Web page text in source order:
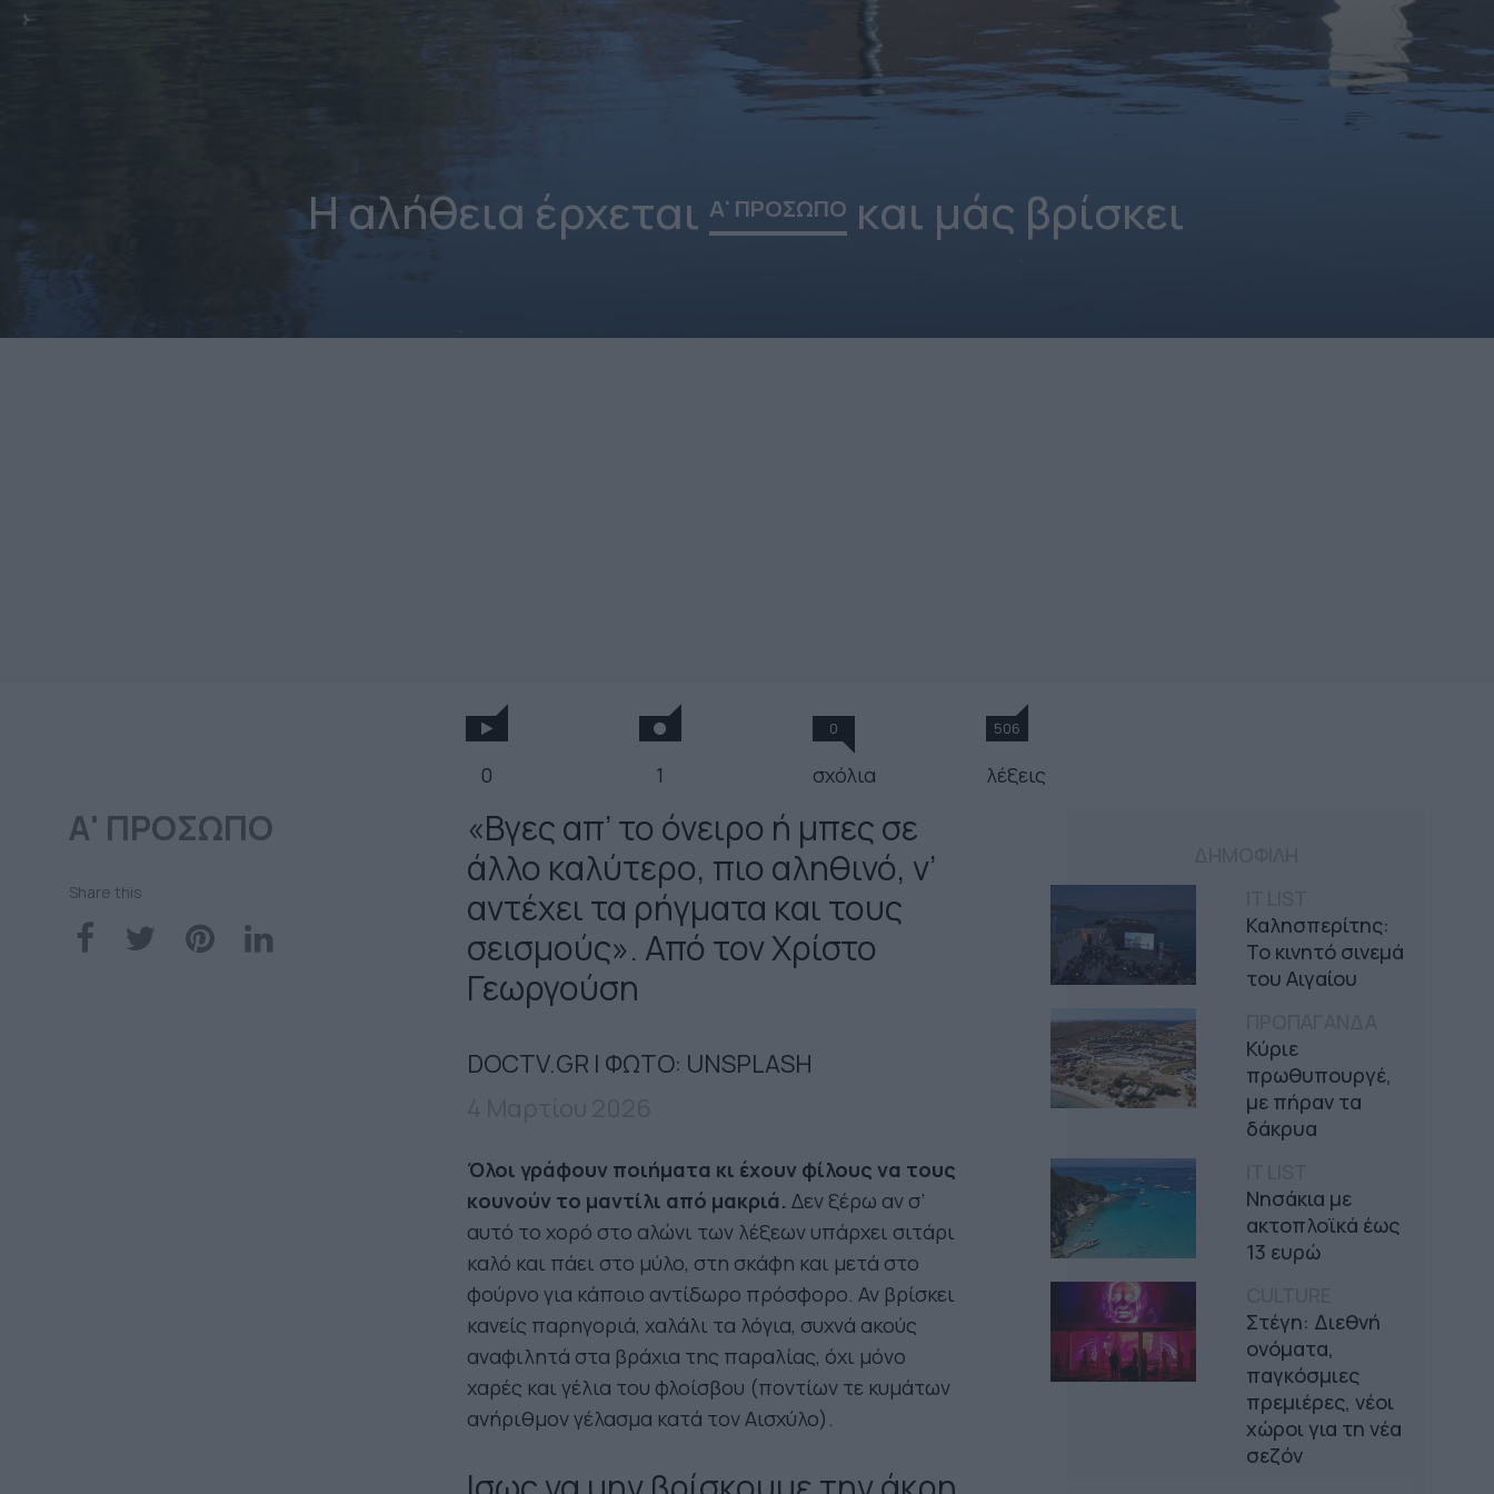
Η αλήθεια έρχεται Α' ΠΡΟΣΩΠΟ και μάς βρίσκει
0 1
0
σχόλια
506
λέξεις
Α' ΠΡΟΣΩΠΟ
Share this
Καλησπερίτης:
Το κινητό σινεμά
του Αιγαίου
Κύριε
πρωθυπουργέ,
με πήραν τα
δάκρυα
Νησάκια με
ακτοπλοϊκά έως
13 ευρώ
Στέγη: Διεθνή
ονόματα,
παγκόσμιες
πρεμιέρες, νέοι
χώροι για τη νέα
σεζόν
«Βγες απ’ το όνειρο ή μπες σε
άλλο καλύτερο, πιο αληθινό, ν’
αντέχει τα ρήγματα και τους
σεισμούς». Από τον Χρίστο
Γεωργούση
DOCTV.GR | ΦΩΤΟ: UNSPLASH
Όλοι γράφουν ποιήματα κι έχουν φίλους να τους
κουνούν το μαντίλι από μακριά. Δεν ξέρω αν σ’
αυτό το χορό στο αλώνι των λέξεων υπάρχει σιτάρι
καλό και πάει στο μύλο, στη σκάφη και μετά στο
φούρνο για κάποιο αντίδωρο πρόσφορο. Αν βρίσκει
κανείς παρηγοριά, χαλάλι τα λόγια, συχνά ακούς
αναφιλητά στα βράχια της παραλίας, όχι μόνο
χαρές και γέλια του φλοίσβου (ποντίων τε κυμάτων
ανήριθμον γέλασμα κατά τον Αισχύλο).